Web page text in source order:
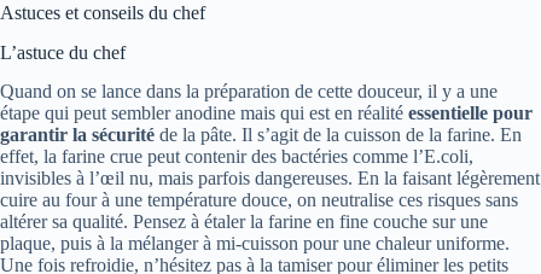
Astuces et conseils du chef
L’astuce du chef
Quand on se lance dans la préparation de cette douceur, il y a une
étape qui peut sembler anodine mais qui est en réalité essentielle pour
garantir la sécurité de la pâte. Il s’agit de la cuisson de la farine. En
effet, la farine crue peut contenir des bactéries comme l’E.coli,
invisibles à l’œil nu, mais parfois dangereuses. En la faisant légèrement
cuire au four à une température douce, on neutralise ces risques sans
altérer sa qualité. Pensez à étaler la farine en fine couche sur une
plaque, puis à la mélanger à mi-cuisson pour une chaleur uniforme.
Une fois refroidie, n’hésitez pas à la tamiser pour éliminer les petits